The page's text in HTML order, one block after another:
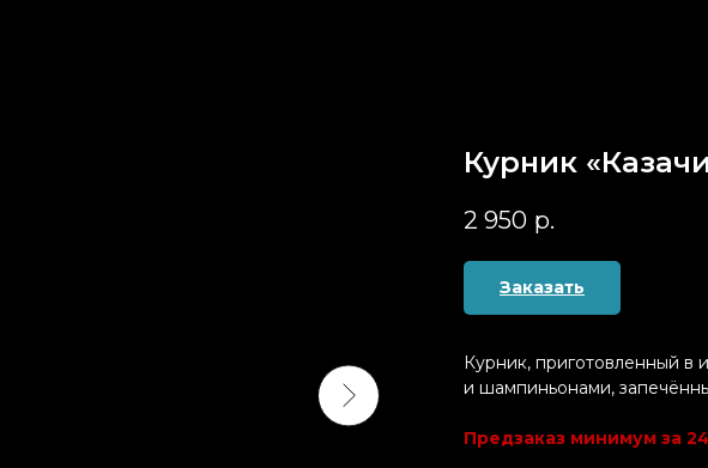
Курник
2 950 р.
Заказать
Курник, приготовленный в
и шампиньонами,
Предзаказ минимум за